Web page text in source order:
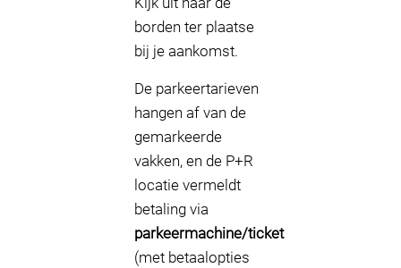
borden ter plaatse
bij je aankomst.
De parkeertarieven
hangen af van de
gemarkeerde
vakken, en de P+R
locatie vermeldt
betaling via
parkeermachine/ticket
(met betaalopties